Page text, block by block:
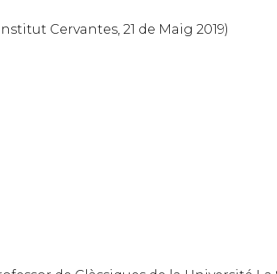
Cervantes, 21 de Maig 2019)